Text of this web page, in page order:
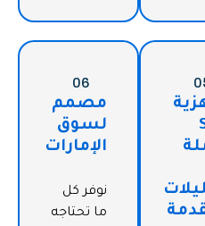
06
مصمم
لسوق
الإمارات
نوفر كل
ما تحتاجه